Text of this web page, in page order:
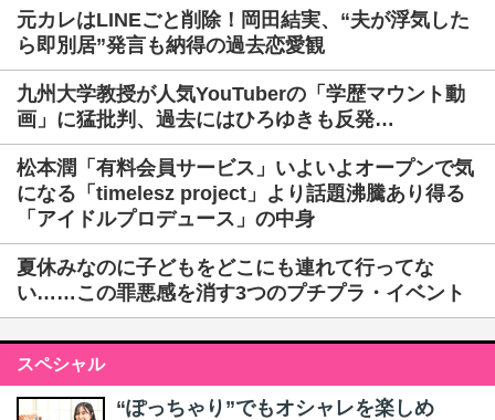
元カレはLINEごと削除！岡田結実、“夫が浮気した
ら即別居”発言も納得の過去恋愛観
九州大学教授が人気YouTuberの「学歴マウント動
画」に猛批判、過去にはひろゆきも反発…
松本潤「有料会員サービス」いよいよオープンで気
になる「timelesz project」より話題沸騰あり得る
「アイドルプロデュース」の中身
夏休みなのに子どもをどこにも連れて行ってな
い……この罪悪感を消す3つのプチプラ・イベント
スペシャル
“ぽっちゃり”でもオシャレを楽しめ